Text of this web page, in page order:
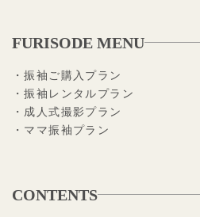
FURISODE MENU
・振袖ご購入プラン
・振袖レンタルプラン
・成人式撮影プラン
・ママ振袖プラン
CONTENTS